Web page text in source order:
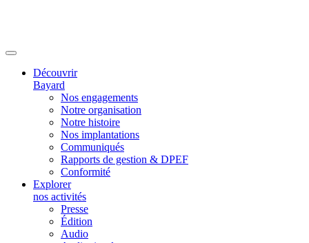
Découvrir
Bayard
Nos engagements
Notre organisation
Notre histoire
Nos implantations
Communiqués
Rapports de gestion & DPEF
Conformité
Explorer
nos activités
Presse
Édition
Audio